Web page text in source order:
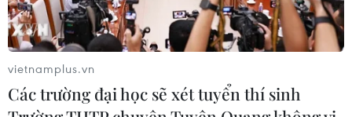
Ngôn ngữ
TTXVN
Dịch vụ tin
Quảng cáo
Liên hệ
vietnamplus.vn
Các trường đại học sẽ xét tuyển thí sinh